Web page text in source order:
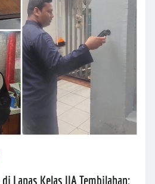
Lapas Kelas IIA Tembilahan: